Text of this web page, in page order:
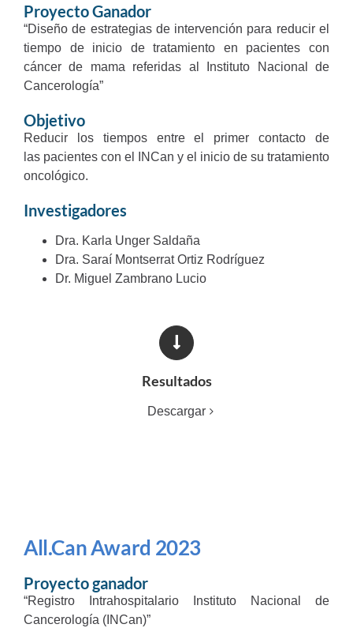
Proyecto Ganador
“Diseño de estrategias de intervención para reducir el
tiempo de inicio de tratamiento en pacientes con
cáncer de mama referidas al Instituto Nacional de
Cancerología”
Objetivo
Reducir los tiempos entre el primer contacto de
las pacientes con el INCan y el inicio de su tratamiento
oncológico.
Investigadores
Dra. Karla Unger Saldaña
Dra. Saraí Montserrat Ortiz Rodríguez
Dr. Miguel Zambrano Lucio
Resultados
Descargar
All.Can Award 2023
Proyecto ganador
“Registro Intrahospitalario Instituto Nacional de
Cancerología (INCan)”